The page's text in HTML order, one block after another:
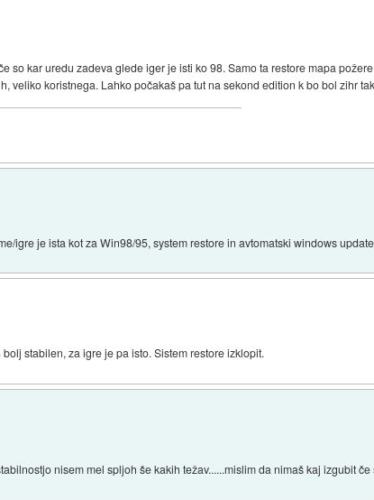
so kar uredu zadeva glede iger je isti ko 98. Samo ta restore mapa
veliko koristnega. Lahko počakaš pa tut na sekond edition k bo bol zihr
igre je ista kot za Win98/95, system restore in avtomatski windows
stabilen, za igre je pa isto. Sistem restore izklopit.
nisem mel spljoh še kakih težav......mislim da nimaš kaj izgubit